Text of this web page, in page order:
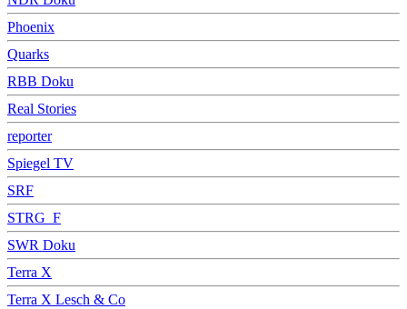
Phoenix
Quarks
RBB Doku
Real Stories
reporter
Spiegel TV
SRF
STRG_F
SWR Doku
Terra X
Terra X Lesch & Co